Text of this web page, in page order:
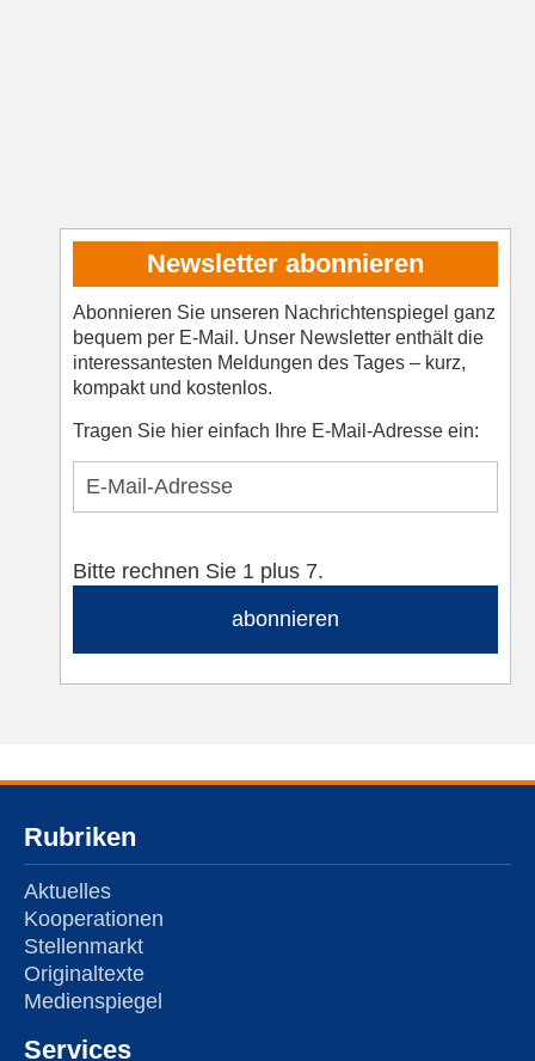
Newsletter abonnieren
Abonnieren Sie unseren Nachrichtenspiegel ganz
bequem per E-Mail. Unser Newsletter enthält die
interessantesten Meldungen des Tages – kurz,
kompakt und kostenlos.
Tragen Sie hier einfach Ihre E-Mail-Adresse ein:
Bitte rechnen Sie 1 plus 7.
abonnieren
Rubriken
Aktuelles
Kooperationen
Stellenmarkt
Originaltexte
Medienspiegel
Services